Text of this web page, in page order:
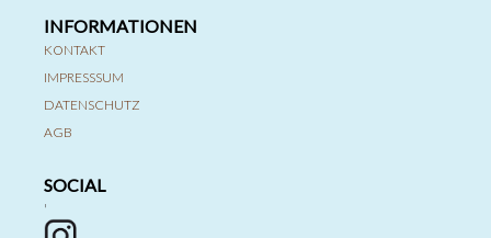
INFORMATIONEN
KONTAKT
IMPRESSSUM
DATENSCHUTZ
AGB
SOCIAL
'